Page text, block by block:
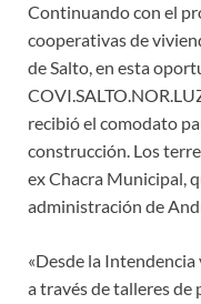
Continuando con el
cooperativas de
de Salto, en esta
recibió el comodato
construcción. Los
ex Chacra Municipal,
administración de
«Desde la
a través de talleres de